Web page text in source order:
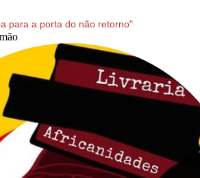
para a porta do não retorno"